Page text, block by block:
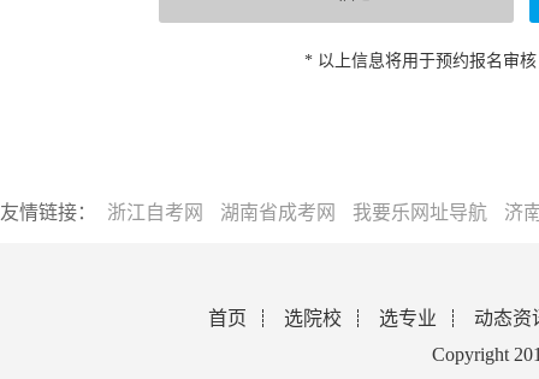
* 以上信息将用于预约报名审
友情链接： 浙江自考网 湖南省成考网 我要乐网址导航 济
首页 选院校 选专业
动态资
Copyright